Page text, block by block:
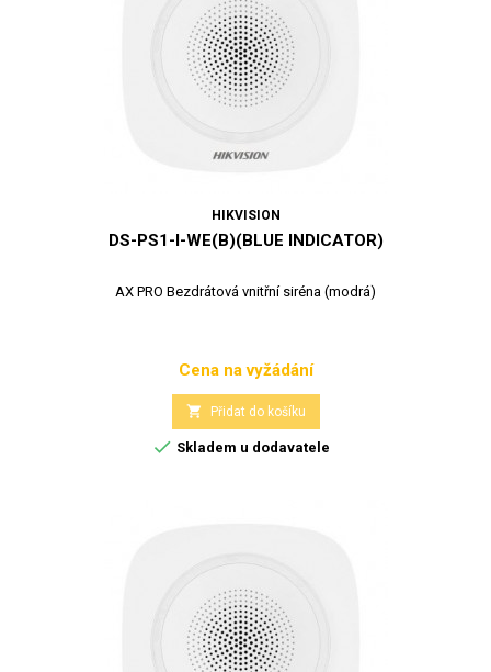
HIKVISION
DS-PS1-I-WE(B)(BLUE INDICATOR)
AX PRO Bezdrátová vnitřní siréna (modrá)
Cena
Cena na vyžádání
 Přidat do košíku
 Skladem u dodavatele